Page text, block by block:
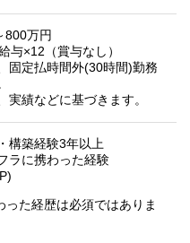
800万円
与×12（賞与なし）
固定払時間外(30時間)勤務
績などに基づきます。
構築経験3年以上
ラに携わった経験
った経歴は必須ではありま